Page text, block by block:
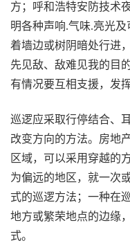
方；呼和浩特安防技术
明各种声响.气味.亮光
着墙边或树阴暗处行进
先见敌、敌难见我的目
有情况要互相支援，发
巡逻应采取行停结合、
改变方向的方法。房地
区域，可以采用穿越的
为偏远的地区，就一次
式的巡逻方法；一种在
地方或繁荣地点的边缘
式。